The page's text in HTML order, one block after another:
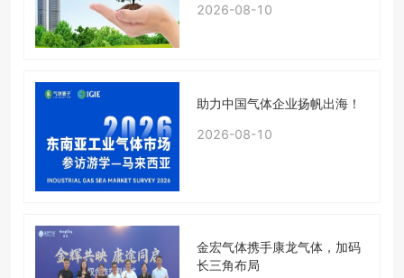
2026-08-10
助力中国气体企业扬帆出海！
2026-08-10
金宏气体携手康龙气体，加码
长三角布局